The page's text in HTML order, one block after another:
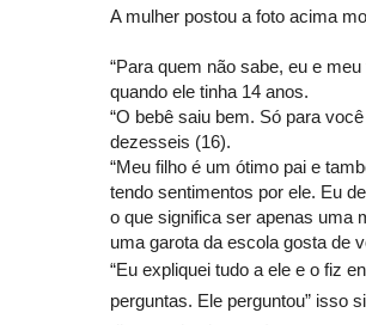
A mulher postou a foto acima
“Para quem não sabe, eu e
quando ele tinha 14 anos.
“O bebê saiu bem. Só para
dezesseis (16).
“Meu filho é um ótimo pai e
tendo sentimentos por ele. Eu
o que significa ser apenas uma
uma garota da escola gosta de
“Eu expliquei tudo a ele e o fiz
perguntas. Ele perguntou” isso